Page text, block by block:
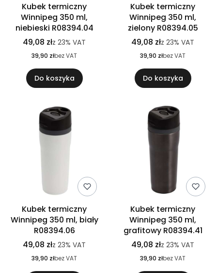
Kubek termiczny
Winnipeg 350 ml,
niebieski R08394.04
49,08 złz 23% VAT
39,90 złbez VAT
Do koszyka
Kubek termiczny
Winnipeg 350 ml,
zielony R08394.05
49,08 złz 23% VAT
39,90 złbez VAT
Do koszyka
Kubek termiczny
Winnipeg 350 ml, biały
R08394.06
49,08 złz 23% VAT
39,90 złbez VAT
Kubek termiczny
Winnipeg 350 ml,
grafitowy R08394.41
49,08 złz 23% VAT
39,90 złbez VAT